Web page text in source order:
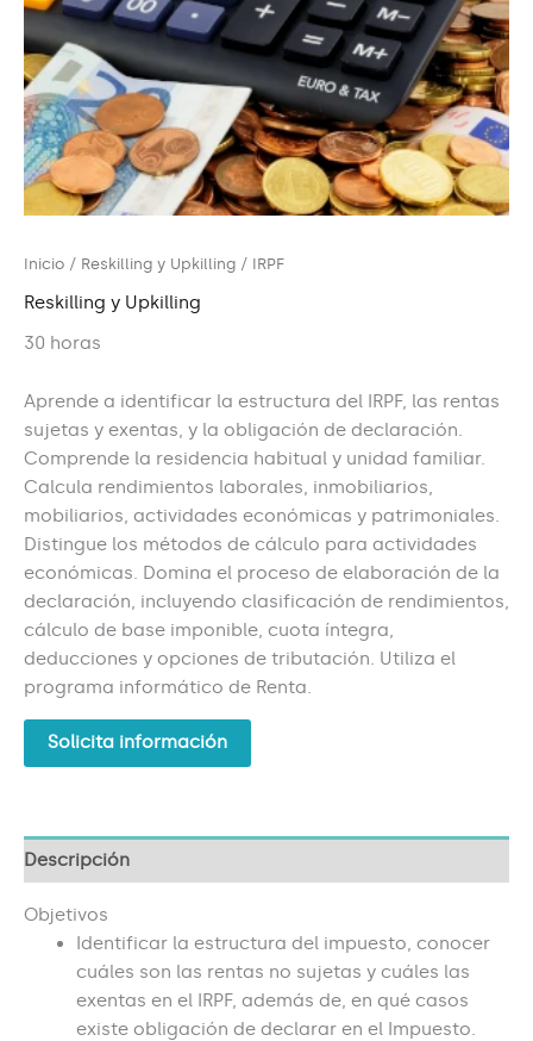
Inicio / Reskilling y Upkilling / IRPF
Reskilling y Upkilling
30 horas
Aprende a identificar la estructura del IRPF, las rentas
sujetas y exentas, y la obligación de declaración.
Comprende la residencia habitual y unidad familiar.
Calcula rendimientos laborales, inmobiliarios,
mobiliarios, actividades económicas y patrimoniales.
Distingue los métodos de cálculo para actividades
económicas. Domina el proceso de elaboración de la
declaración, incluyendo clasificación de rendimientos,
cálculo de base imponible, cuota íntegra,
deducciones y opciones de tributación. Utiliza el
programa informático de Renta.
Solicita información
Descripción
Objetivos
Identificar la estructura del impuesto, conocer
cuáles son las rentas no sujetas y cuáles las
exentas en el IRPF, además de, en qué casos
existe obligación de declarar en el Impuesto.